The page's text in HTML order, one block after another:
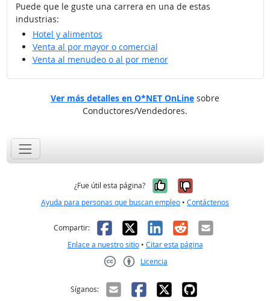
Puede que le guste una carrera en una de estas
industrias:
Hotel y alimentos
Venta al por mayor o comercial
Venta al menudeo o al por menor
Ver más detalles en O*NET OnLine sobre
Conductores/Vendedores.
¿Fue útil esta página? Sí, fue útil
No, no fue
Ayuda para personas que buscan empleo • Contáctenos
Compartir: Facebook
X LinkedIn
RedditCorreo
Enlace a nuestro sitio• Citar esta página
Licencia
Síganos: